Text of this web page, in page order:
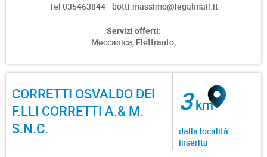
Tel 035463844 - botti.massimo@legalmail.it
Servizi offerti:
Meccanica, Elettrauto,
CORRETTI OSVALDO DEI
F.LLI CORRETTI A.& M.
S.N.C.
3km
dalla località
inserita